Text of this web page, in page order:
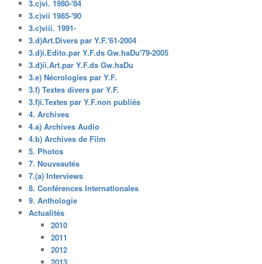
3.c)vi. 1980-'84
3.c)vii 1985-'90
3.c)viii. 1991-
3.d)Art.Divers par Y.F.'61-2004
3.d)i.Edito.par Y.F.ds Gw.haDu'79-2005
3.d)ii.Art.par Y.F.ds Gw.haDu
3.e) Nécrologies par Y.F.
3.f) Textes divers par Y.F.
3.f)i.Textes par Y.F.non publiés
4. Archives
4.a) Archives Audio
4.b) Archives de Film
5. Photos
7. Nouveautés
7.(a) Interviews
8. Conférences Internationales
9. Anthologie
Actualités
2010
2011
2012